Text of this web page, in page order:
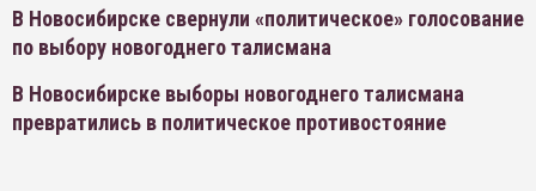
В Новосибирске свернули «политическое» голосование
по выбору новогоднего талисмана
В Новосибирске выборы новогоднего талисмана
превратились в политическое противостояние